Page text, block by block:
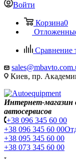
Войти
Корзина0
Сравнение
Киев, пр.
Интернет-магазин
автосервисов
+38 096 345 60 00
+38 096 345 60 00
+38 095 345 60 00
+38 073 345 60 00